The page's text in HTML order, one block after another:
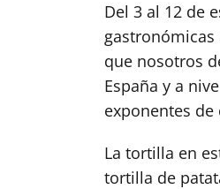
Del 3 al 12 de
que nosotros
España y a
exponentes
La tortilla en
tortilla de